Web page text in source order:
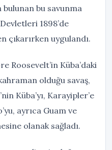
bulunan bu savunma
1898’de
çıkarırken uygulandı.
Roosevelt’in Küba’daki
olduğu savaş,
Küba’yı, Karayipler’e
ayrıca Guam ve
olanak sağladı.